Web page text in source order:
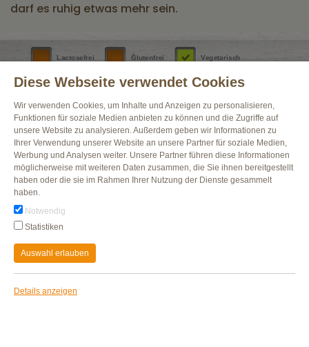
darf es ruhig etwas mehr sein.
WieLeberwurst
nach Art einer Leberwurst
Lactosefrei Glutenfrei Vegetarisch
Diese Webseite verwendet Cookies
Wir verwenden Cookies, um Inhalte und Anzeigen zu personalisieren,
Funktionen für soziale Medien anbieten zu können und die Zugriffe auf
unsere Website zu analysieren. Außerdem geben wir Informationen zu
Ihrer Verwendung unserer Website an unsere Partner für soziale Medien,
Werbung und Analysen weiter. Unsere Partner führen diese Informationen
möglicherweise mit weiteren Daten zusammen, die Sie ihnen bereitgestellt
haben oder die sie im Rahmen Ihrer Nutzung der Dienste gesammelt
haben.
Notwendig
Statistiken
Auswahl erlauben
Details anzeigen